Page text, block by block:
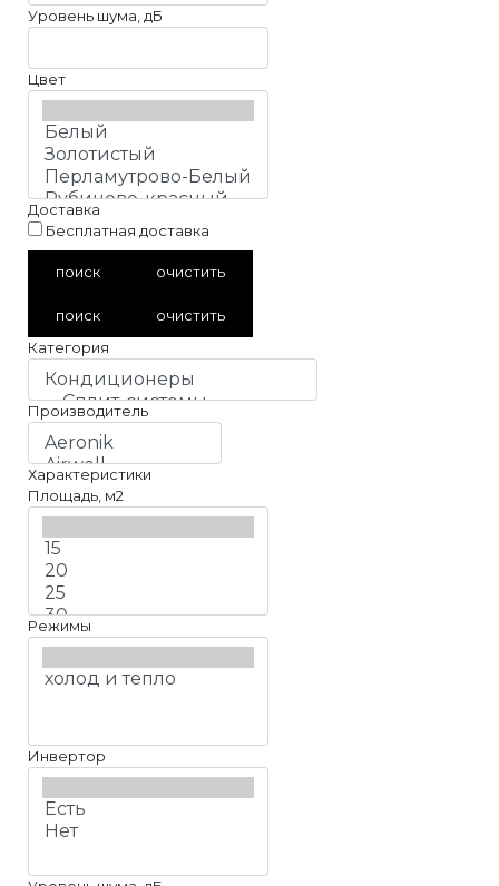
Уровень шума, дБ
Цвет
Доставка
Бесплатная доставка
поиск очистить
поиск
очистить
Категория
Производитель
Характеристики
Площадь, м2
Режимы
Инвертор